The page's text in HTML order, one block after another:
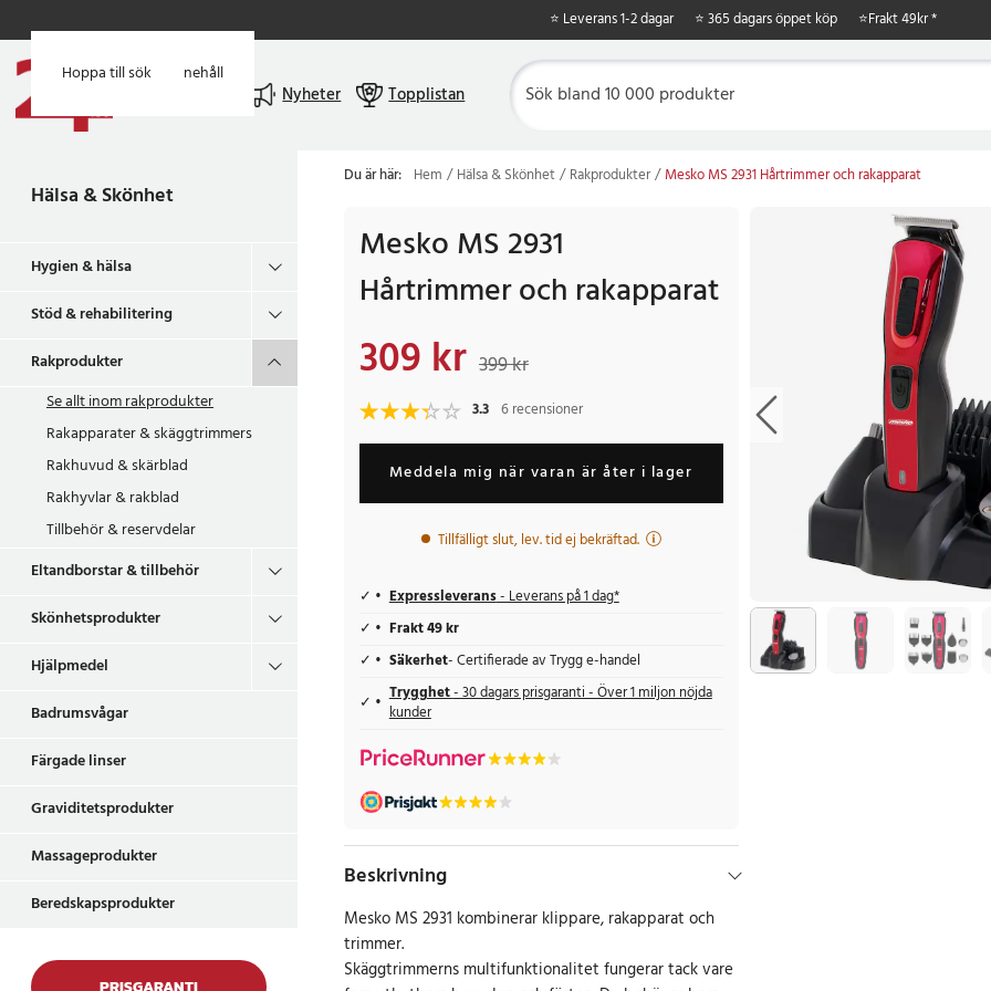
Hoppa till huvudinnehåll
Hoppa till sök
⭐ Leverans 1-2 dagar ⭐ 365 dagars öppet köp ⭐Frakt 49kr *
Nyheter Topplistan
Hälsa & Skönhet
Hygien & hälsa
Stöd & rehabilitering
Rakprodukter
Se allt inomrakprodukter
Rakapparater & skäggtrimmers
Rakhuvud & skärblad
Rakhyvlar & rakblad
Tillbehör & reservdelar
Eltandborstar & tillbehör
Skönhetsprodukter
Hjälpmedel
Badrumsvågar
Färgade linser
Graviditetsprodukter
Massageprodukter
Beredskapsprodukter
Du är här: Hem Hälsa & Skönhet Rakprodukter Mesko MS 2931 Hårtrimmer och rakapparat
Mesko MS 2931
Hårtrimmer och rakapparat
Nuvarande pris
309 kr 399 kr
3.3 6 recensioner
Meddela mig när varan är åter i lager
Tillfälligt slut, lev. tid ej bekräftad.
Expressleverans- Leverans på 1 dag*
Frakt 49 kr
Säkerhet- Certifierade av Trygg e-handel
Trygghet- 30 dagars prisgaranti - Över 1 miljon nöjda
kunder
Beskrivning
Mesko MS 2931 kombinerar klippare, rakapparat och
trimmer.
Skäggtrimmerns multifunktionalitet fungerar tack vare